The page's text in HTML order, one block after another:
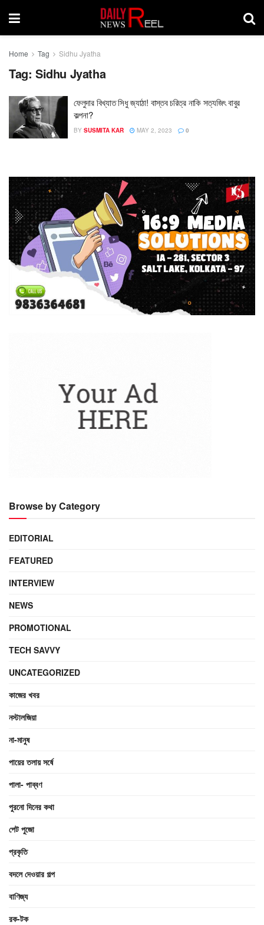
Home Tag Sidhu Jyatha
Tag: Sidhu Jyatha
ফেলুদার বিখ্যাত সিধু জ্যাঠা! বাস্তব চরিত্র নাকি সত্যজিৎ বাবুর
কল্পনা?
BY SUSMITA KAR MAY 2, 2023 0
Browse by Category
EDITORIAL
FEATURED
INTERVIEW
NEWS
PROMOTIONAL
TECH SAVVY
UNCATEGORIZED
কাজের খবর
নস্টালজিয়া
না-মানুষ
পায়ের তলায় সর্ষে
পালা- পাব্বণ
পুরনো দিনের কথা
পেট পুজো
প্রকৃতি
বদলে দেওয়ার গল্প
বাণিজ্য
রক-টক